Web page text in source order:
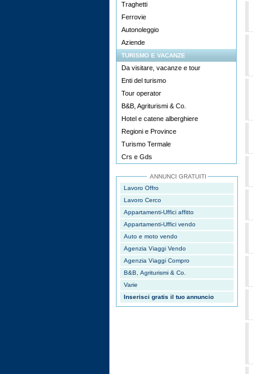
Traghetti
Ferrovie
Autonoleggio
Aziende
TURISMO E VACANZE
Da visitare, vacanze e tour
Enti del turismo
Tour operator
B&B, Agriturismi & Co.
Hotel e catene alberghiere
Regioni e Province
Turismo Termale
Crs e Gds
ANNUNCI GRATUITI
Lavoro Offro
Lavoro Cerco
Appartamenti-Uffici affitto
Appartamenti-Uffici vendo
Auto e moto vendo
Agenzia Viaggi Vendo
Agenzia Viaggi Compro
B&B, Agriturismi & Co.
Varie
Inserisci gratis il tuo annuncio